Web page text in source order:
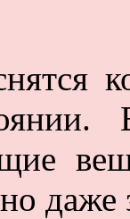
даже